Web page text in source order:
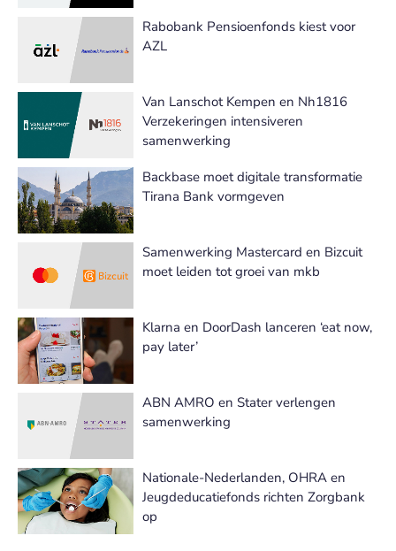
Rabobank Pensioenfonds kiest voor
AZL
Van Lanschot Kempen en Nh1816
Verzekeringen intensiveren
samenwerking
Backbase moet digitale transformatie
Tirana Bank vormgeven
Samenwerking Mastercard en Bizcuit
moet leiden tot groei van mkb
Klarna en DoorDash lanceren ‘eat now,
pay later’
ABN AMRO en Stater verlengen
samenwerking
Nationale-Nederlanden, OHRA en
Jeugdeducatiefonds richten Zorgbank
op